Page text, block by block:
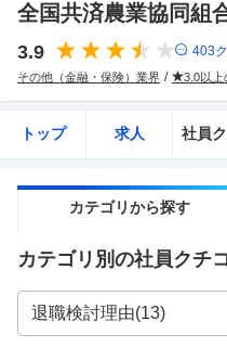
全国共済農業協同組
3.9 403
その他（金融・保険）業界 3.0以上
トップ 求人 社員
カテゴリから探す
カテゴリ別の社員クチ